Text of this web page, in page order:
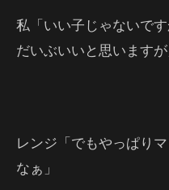
私「いい子じゃないで
だいぶいいと思いますが
レンジ「でもやっぱり
なぁ」